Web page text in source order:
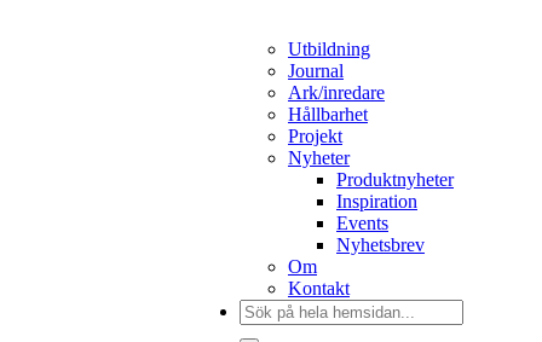
Utbildning
Journal
Ark/inredare
Hållbarhet
Projekt
Nyheter
Produktnyheter
Inspiration
Events
Nyhetsbrev
Om
Kontakt
Sök
efter: